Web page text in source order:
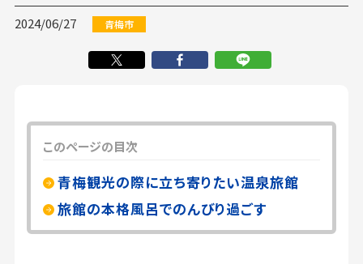
2024/06/27 青梅市
このページの目次
青梅観光の際に立ち寄りたい温泉旅館
旅館の本格風呂でのんびり過ごす